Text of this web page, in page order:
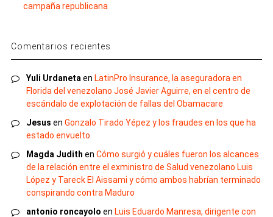
campaña republicana
Comentarios recientes
Yuli Urdaneta en LatinPro Insurance, la aseguradora en
Florida del venezolano José Javier Aguirre, en el centro de
escándalo de explotación de fallas del Obamacare
Jesus en Gonzalo Tirado Yépez y los fraudes en los que ha
estado envuelto
Magda Judith en Cómo surgió y cuáles fueron los alcances
de la relación entre el exministro de Salud venezolano Luis
López y Tareck El Aissami y cómo ambos habrían terminado
conspirando contra Maduro
antonio roncayolo en Luis Eduardo Manresa, dirigente con